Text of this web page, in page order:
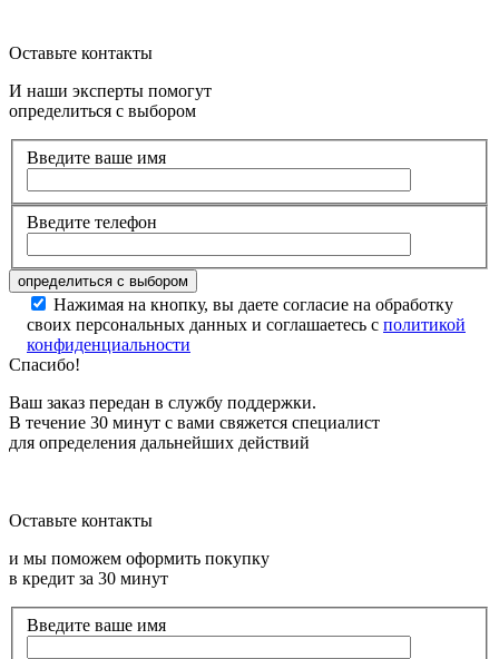
Оставьте контакты
И наши эксперты помогут
определиться с выбором
Введите ваше имя
Введите телефон
Нажимая на кнопку, вы даете согласие на обработку
своих персональных данных и соглашаетесь с политикой
конфиденциальности
Спасибо!
Ваш заказ передан в службу поддержки.
В течение 30 минут с вами свяжется специалист
для определения дальнейших действий
Оставьте контакты
и мы поможем оформить покупку
в кредит за 30 минут
Введите ваше имя